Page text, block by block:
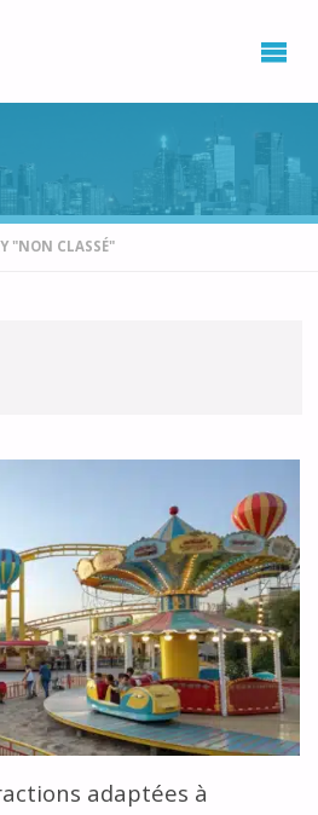
destination
"NON CLASSÉ"
adaptées à